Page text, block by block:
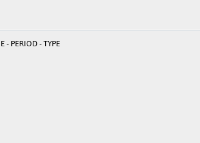
- PERIOD - TYPE